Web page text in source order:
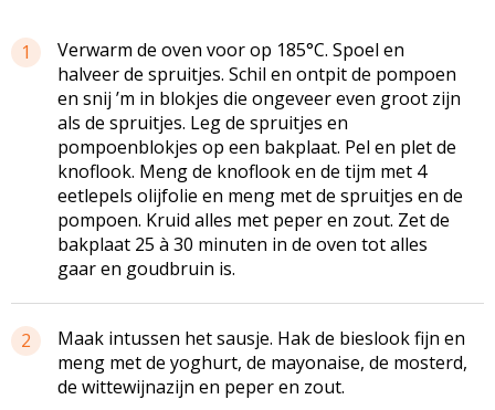
1
Verwarm de oven voor op 185°C. Spoel en
halveer de spruitjes. Schil en ontpit de pompoen
en snij ’m in blokjes die ongeveer even groot zijn
als de spruitjes. Leg de spruitjes en
pompoenblokjes op een bakplaat. Pel en plet de
knoflook. Meng de knoflook en de tijm met 4
eetlepels olijfolie en meng met de spruitjes en de
pompoen. Kruid alles met peper en zout. Zet de
bakplaat 25 à 30 minuten in de oven tot alles
gaar en goudbruin is.
2
Maak intussen het sausje. Hak de bieslook fijn en
meng met de yoghurt, de mayonaise, de mosterd,
de wittewijnazijn en peper en zout.